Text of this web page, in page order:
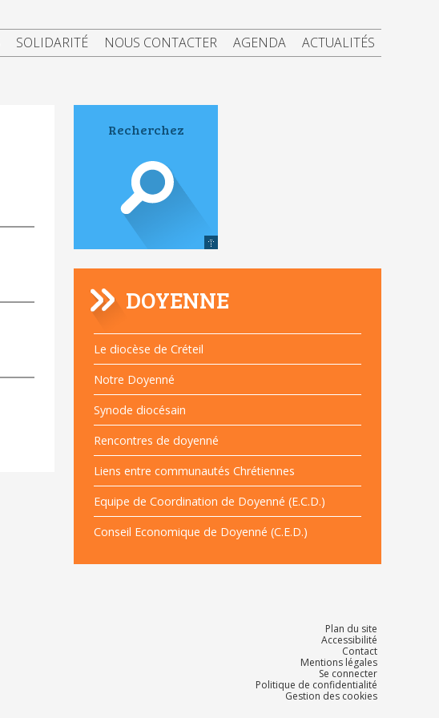
SOLIDARITÉ NOUS CONTACTER AGENDA ACTUALITÉS
Navigation
DOYENNE
Le diocèse de Créteil
Notre Doyenné
Synode diocésain
Rencontres de doyenné
Liens entre communautés Chrétiennes
Equipe de Coordination de Doyenné (E.C.D.)
Conseil Economique de Doyenné (C.E.D.)
Plan du site
Accessibilité
Contact
Mentions légales
Se connecter
Politique de confidentialité
Gestion des cookies